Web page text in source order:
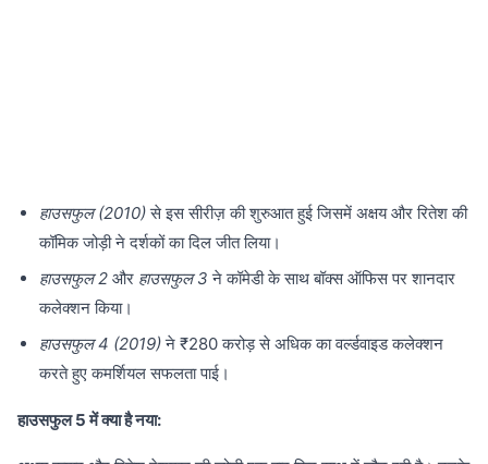
हाउसफुल (2010)से इस सीरीज़ की शुरुआत हुई जिसमें अक्षय और रितेश की
कॉमिक जोड़ी ने दर्शकों का दिल जीत लिया।
हाउसफुल 2 और हाउसफुल 3 ने कॉमेडी के साथ बॉक्स ऑफिस पर शानदार
कलेक्शन किया।
हाउसफुल 4 (2019)ने ₹280 करोड़ से अधिक का वर्ल्डवाइड कलेक्शन
करते हुए कमर्शियल सफलता पाई।
हाउसफुल 5 में क्या है नया: